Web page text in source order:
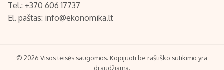
Turinio žymėjimo taisyklės
Tel.: +370 606 17737
El. paštas: info@ekonomika.lt
© 2026 Visos teisės saugomos. Kopijuoti be raštiško sutikimo yra
draudžiama.